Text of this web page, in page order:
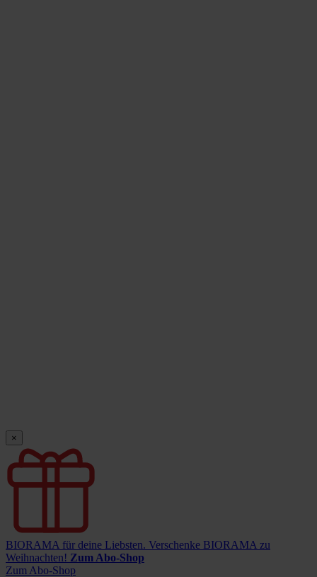
×
BIORAMA für deine Liebsten. Verschenke BIORAMA zu
Weihnachten! Zum Abo-Shop
Zum Abo-Shop